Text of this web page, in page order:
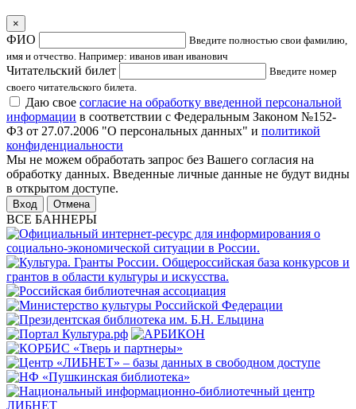
×
ФИО
Введите полностью свои фамилию,
имя и отчество. Например: иванов иван иванович
Читательский билет
Введите номер
своего читательского билета.
Даю свое согласие на обработку введенной персональной
информации в соответствии с Федеральным Законом №152-
ФЗ от 27.07.2006 "О персональных данных" и политикой
конфиденциальности
Мы не можем обработать запрос без Вашего согласия на
обработку данных. Введенные личные данные не будут видны
в открытом доступе.
Отмена
ВСЕ БАННЕРЫ